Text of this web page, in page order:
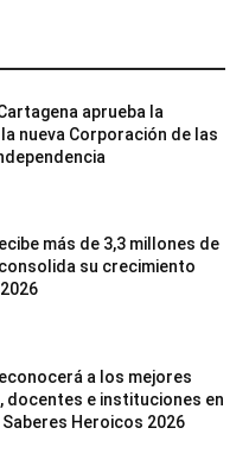
aprueba la
nueva Corporación de las
más de 3,3 millones de
su crecimiento
a los mejores
docentes e instituciones en
Saberes Heroicos 2026